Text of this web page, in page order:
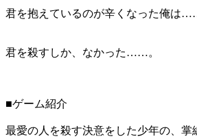
君を抱えているのが辛くなった俺は
君を殺すしか、なかった……。
■ゲーム紹介
最愛の人を殺す決意をした少年の、掌